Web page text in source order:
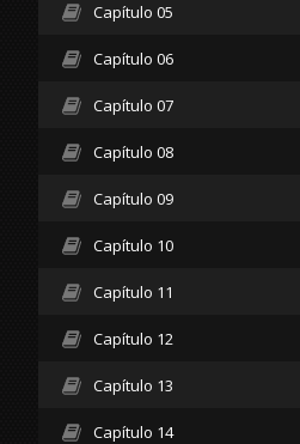
Capítulo 05
Capítulo 06
Capítulo 07
Capítulo 08
Capítulo 09
Capítulo 10
Capítulo 11
Capítulo 12
Capítulo 13
Capítulo 14